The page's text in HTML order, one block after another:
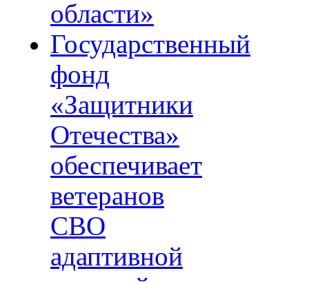
области»
Государственный
фонд
«Защитники
Отечества»
обеспечивает
ветеранов
СВО
адаптивной